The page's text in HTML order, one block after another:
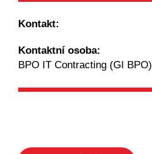
Kontakt:
Kontaktní osoba:
BPO IT Contracting (GI BPO)